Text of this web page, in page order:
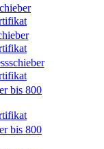
bis 800
bis 800